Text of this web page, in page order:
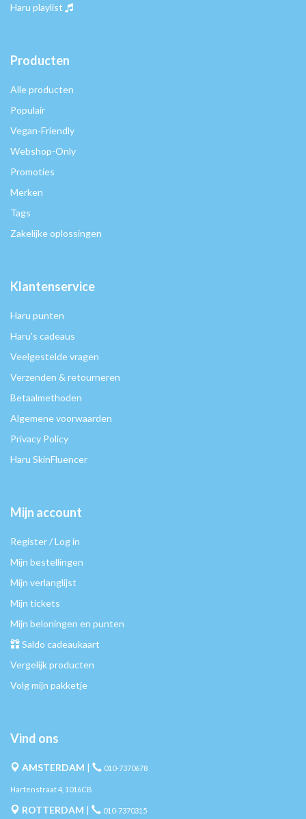
Haru playlist
Producten
Alle producten
Populair
Vegan-Friendly
Webshop-Only
Promoties
Merken
Tags
Zakelijke oplossingen
Klantenservice
Haru punten
Haru's cadeaus
Veelgestelde vragen
Verzenden & retourneren
Betaalmethoden
Algemene voorwaarden
Privacy Policy
Haru SkinFluencer
Mijn account
Register / Log in
Mijn bestellingen
Mijn verlanglijst
Mijn tickets
Mijn beloningen en punten
Saldo cadeaukaart
Vergelijk producten
Volg mijn pakketje
Vind ons
AMSTERDAM | 010-7370678
Hartenstraat 4, 1016CB
ROTTERDAM | 010-7370315